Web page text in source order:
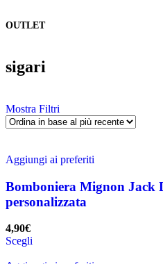
OUTLET
sigari
Mostra Filtri
Aggiungi ai preferiti
Bomboniera Mignon Jack
personalizzata
4,90€
Scegli